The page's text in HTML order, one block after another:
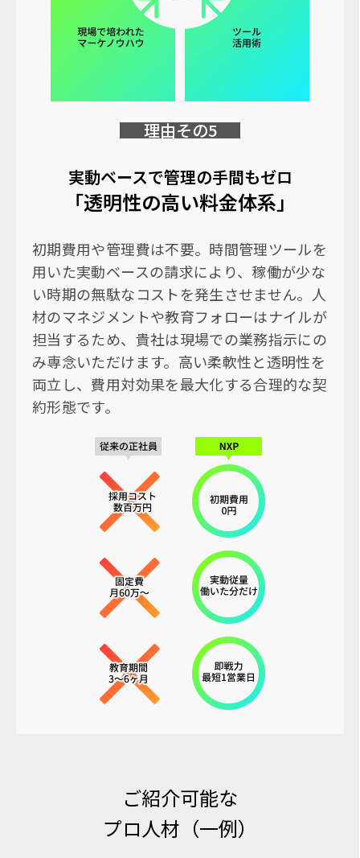
理由その5
実動ベースで管理の手間もゼロ
「透明性の高い料金体系」
初期費用や管理費は不要。時間管理ツールを
用いた実動ベースの請求により、稼働が少な
い時期の無駄なコストを発生させません。人
材のマネジメントや教育フォローはナイルが
担当するため、貴社は現場での業務指示にの
み専念いただけます。高い柔軟性と透明性を
両立し、費用対効果を最大化する合理的な契
約形態です。
ご紹介可能な
プロ人材（一例）